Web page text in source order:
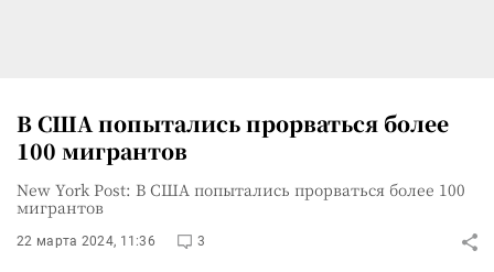
В США попытались прорваться более
100 мигрантов
New York Post: В США попытались прорваться более 100
мигрантов
22 марта 2024, 11:36 3